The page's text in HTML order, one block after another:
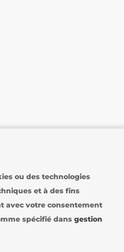
ou des technologies
et à des fins
avec votre consentement
spécifié dans gestion